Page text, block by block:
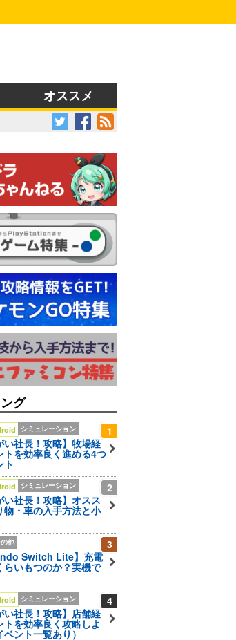
オススメ
グ
1
シミュレーション
い社長！攻略】牧場経
トを効率良く進める4つ
ト
2
シミュレーション
い社長！攻略】オスス
物・車の入手方法と小
3
他
Switch Lite】充電
らいもつのか？実機で
4
シミュレーション
い社長！攻略】店舗経
トを効率良く攻略しよ
ベント一覧あり）